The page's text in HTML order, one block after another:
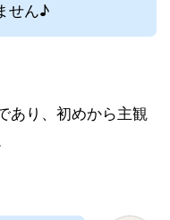
せん♪
あり、初めから主観